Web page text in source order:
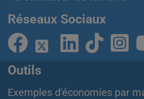
Réseaux Sociaux
Outils
Exemples d'économies par